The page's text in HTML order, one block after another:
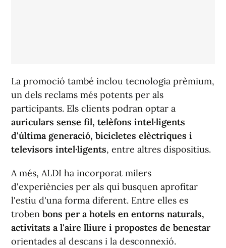
La promoció també inclou tecnologia prèmium,
un dels reclams més potents per als
participants. Els clients podran optar a
auriculars sense fil, telèfons intel·ligents
d'última generació, bicicletes elèctriques i
televisors intel·ligents, entre altres dispositius.
A més, ALDI ha incorporat milers
d'experiències per als qui busquen aprofitar
l'estiu d'una forma diferent. Entre elles es
troben bons per a hotels en entorns naturals,
activitats a l'aire lliure i propostes de benestar
orientades al descans i la desconnexió.